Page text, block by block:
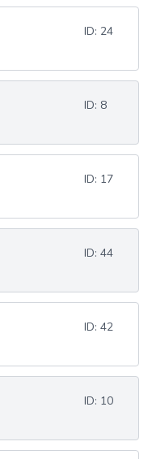
ID: 24
ID: 8
ID: 17
ID: 44
ID: 42
ID: 10